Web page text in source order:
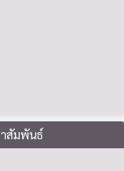
สัมพันธ์